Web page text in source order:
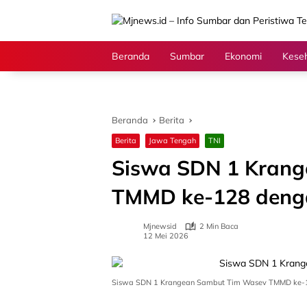
Beranda
Sumbar Ekonomi
Beranda Berita
Berita Jawa Tengah TNI
Siswa SDN 1
TMMD ke-128
Mjnewsid
2 Min Baca
12 Mei 2026
Siswa SDN 1 Krangean Sambut Tim Wasev TMMD